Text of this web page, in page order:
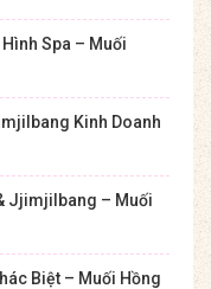
Spa – Muối
Kinh Doanh
Jjimjilbang – Muối
Biệt – Muối Hồng